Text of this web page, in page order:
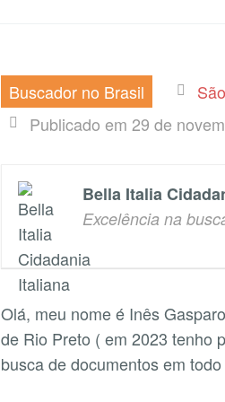
Buscador no Brasil
Publicado em 29 de
Bella Italia
Excelência na
Olá, meu nome é Inês
de Rio Preto ( em 2023 tenho
busca de documentos em